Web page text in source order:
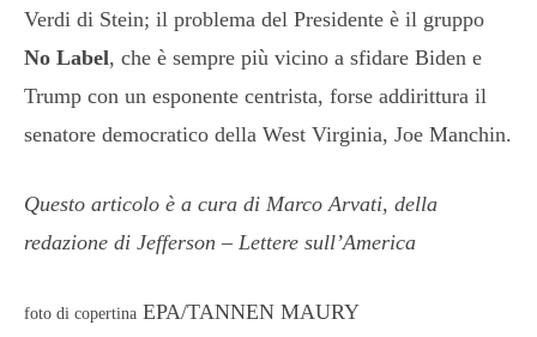
Verdi di Stein; il problema del Presidente è il gruppo
No Label, che è sempre più vicino a sfidare Biden e
Trump con un esponente centrista, forse addirittura il
senatore democratico della West Virginia, Joe Manchin.
Questo articolo è a cura di Marco Arvati, della
redazione di Jefferson – Lettere sull’America
foto di copertina EPA/TANNEN MAURY